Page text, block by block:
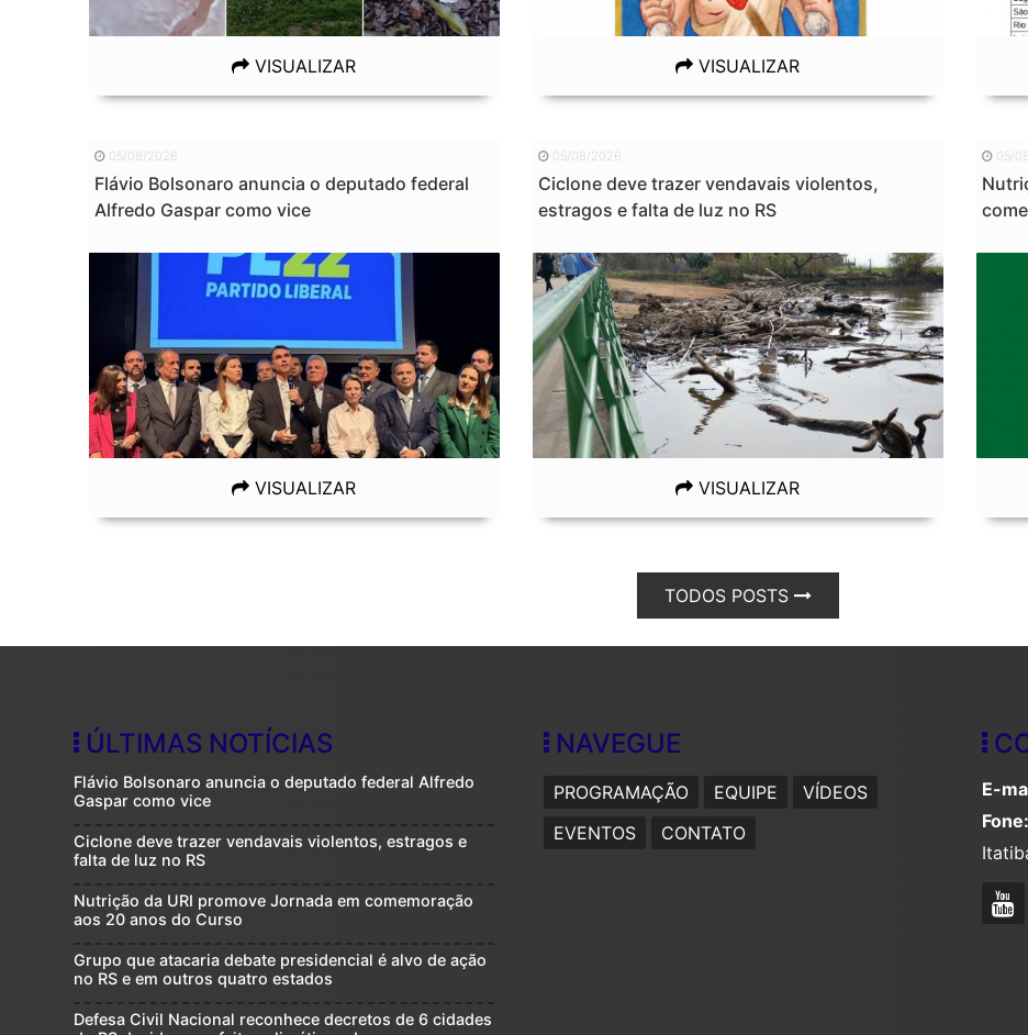
VISUALIZAR VISUALIZAR
05/08/2026
Flávio Bolsonaro anuncia o deputado federal
Alfredo Gaspar como vice
VISUALIZAR
05/08/2026
Ciclone deve trazer vendavais violentos,
estragos e falta de luz no RS
VISUALIZAR
05/
TODOS POSTS
ÚLTIMAS NOTÍCIAS
Flávio Bolsonaro anuncia o deputado federal Alfredo
Gaspar como vice
Ciclone deve trazer vendavais violentos, estragos e
falta de luz no RS
Nutrição da URI promove Jornada em comemoração
aos 20 anos do Curso
Grupo que atacaria debate presidencial é alvo de ação
no RS e em outros quatro estados
Defesa Civil Nacional reconhece decretos de 6 cidades
NAVEGUE
PROGRAMAÇÃO EQUIPE
VÍDEOS
EVENTOS
CONTATO
E-
Fone: